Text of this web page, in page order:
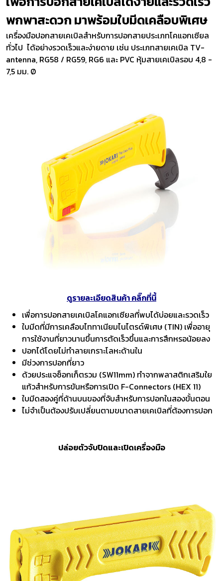
พกพาสะดวก มาพร้อมใบมีดเคลือบพิเศษ
เครื่องมือปอกสายเคเบิลสำหรับการปอกสายประเภทโคแอกเซียล
ทั่วไป ได้อย่างรวดเร็วและง่ายดาย เช่น ประเภทสายเคเบิล TV-
antenna, RG58 / RG59, RG6 และ PVC หุ้มสายเคเบิลรอบ 4,8 -
7,5 มม. Ø
ดูรายละเอียดสินค้า คลิ๊กที่นี้
เพื่อการปอกสายเคเบิลโคแอกเซียลที่พบได้บ่อยและรวดเร็ว
ใบมีดที่มีการเคลือบไททาเนียมไนไตรด์พิเศษ (TIN) เพื่ออายุ
การใช้งานที่ยาวนานขึ้นการตัดเร็วขึ้นและการสึกหรอน้อยลง
ปอกได้โดยไม่ทำลายเกราะโลหะด้านใน
มีช่วงการปอกที่ยาว
ด้วยประแจซ็อกเก็ตรวม (SW11mm) ทำจากพลาสติกเสริมใย
แก้วสำหรับการขันหรือการเปิด F-Connectors (HEX 11)
ใบมีดสองคู่ที่ด้านบนของที่จับสำหรับการปอกในสองขั้นตอน
ไม่จำเป็นต้องปรับเปลี่ยนตามขนาดสายเคเบิลที่ต้องการปอก
ปล่อยตัวจับปิดและเปิดเครื่องมือ